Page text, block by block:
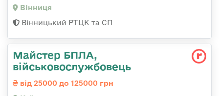
Вінниця
Вінницький РТЦК та СП
Майстер БПЛА,
військовослужбовець
від 25000 до 125000 грн